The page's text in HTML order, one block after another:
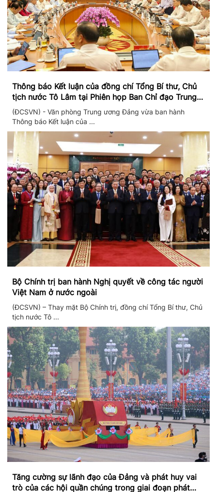
Thông báo Kết luận của đồng chí Tổng Bí thư, Chủ
tịch nước Tô Lâm tại Phiên họp Ban Chỉ đạo Trung
ương thực hiện Nghị quyết 57
(ĐCSVN) - Văn phòng Trung ương Đảng vừa ban hành
Thông báo Kết luận của ...
Bộ Chính trị ban hành Nghị quyết về công tác người
Việt Nam ở nước ngoài
(ĐCSVN) – Thay mặt Bộ Chính trị, đồng chí Tổng Bí thư, Chủ
tịch nước Tô ...
Tăng cường sự lãnh đạo của Đảng và phát huy vai
trò của các hội quần chúng trong giai đoạn phát